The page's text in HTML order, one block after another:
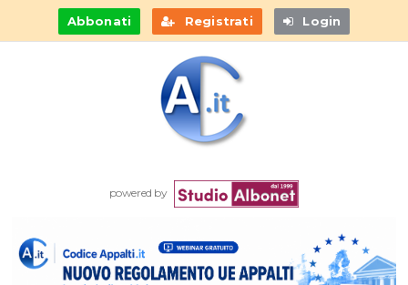
Abbonati Registrati Login
powered by